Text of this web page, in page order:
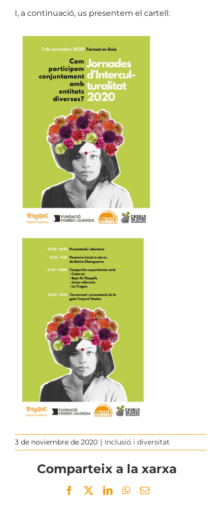
I, a continuació, us presentem el cartell:
3 de noviembre de 2020 | Inclusió i diversitat
Comparteix a la xarxa
Facebook
TwitterLinkedInWhatsApp
Email